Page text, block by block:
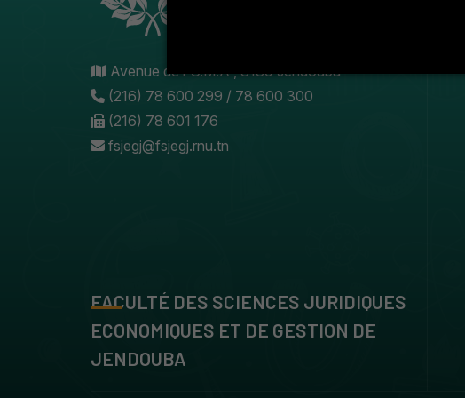
Avenue de l'U.M.A , 8189 Jendouba
(216) 78 600 299 / 78 600 300
(216) 78 601 176
fsjegj@fsjegj.rnu.tn
FACULTÉ DES SCIENCES JURIDIQUES
ECONOMIQUES ET DE GESTION DE
JENDOUBA